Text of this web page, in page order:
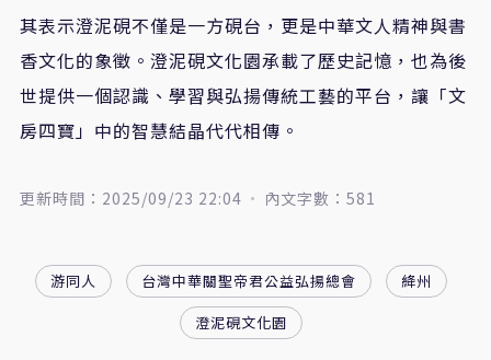
其表示澄泥硯不僅是一方硯台，更是中華文人精神與書
香文化的象徵。澄泥硯文化園承載了歷史記憶，也為後
世提供一個認識、學習與弘揚傳統工藝的平台，讓「文
房四寶」中的智慧結晶代代相傳。
更新時間：2025/09/23 22:04 內文字數：581
游同人 台灣中華關聖帝君公益弘揚總會
絳州
澄泥硯文化園